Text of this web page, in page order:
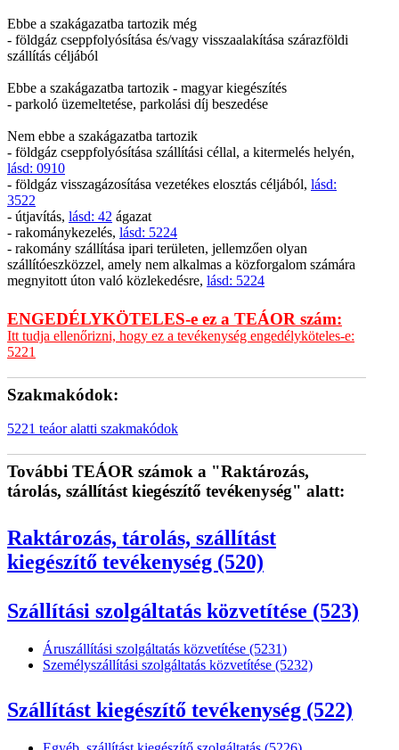
Ebbe a szakágazatba tartozik még
- földgáz cseppfolyósítása és/vagy visszaalakítása szárazföldi
szállítás céljából
Ebbe a szakágazatba tartozik - magyar kiegészítés
- parkoló üzemeltetése, parkolási díj beszedése
Nem ebbe a szakágazatba tartozik
- földgáz cseppfolyósítása szállítási céllal, a kitermelés helyén,
lásd: 0910
- földgáz visszagázosítása vezetékes elosztás céljából, lásd:
3522
- útjavítás, lásd: 42 ágazat
- rakománykezelés, lásd: 5224
- rakomány szállítása ipari területen, jellemzően olyan
szállítóeszközzel, amely nem alkalmas a közforgalom számára
megnyitott úton való közlekedésre, lásd: 5224
ENGEDÉLYKÖTELES-e ez a TEÁOR szám:
Itt tudja ellenőrizni, hogy ez a tevékenység engedélyköteles-e:
5221
Szakmakódok:
5221 teáor alatti szakmakódok
További TEÁOR számok a "Raktározás,
tárolás, szállítást kiegészítő tevékenység" alatt:
Raktározás, tárolás, szállítást
kiegészítő tevékenység (520)
Szállítási szolgáltatás közvetítése (523)
Áruszállítási szolgáltatás közvetítése (5231)
Személyszállítási szolgáltatás közvetítése (5232)
Szállítást kiegészítő tevékenység (522)